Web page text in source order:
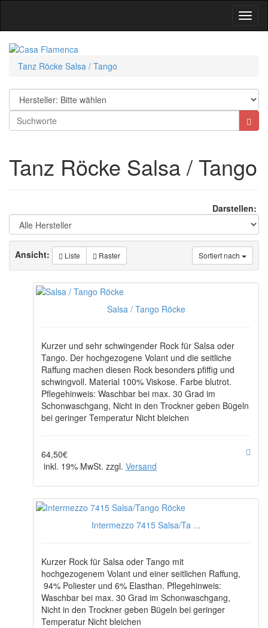
Tanz Röcke Salsa / Tango
Tanz Röcke Salsa / Tango
Darstellen:
Ansicht: Liste Raster Sortiert nach
Salsa / Tango Röcke
Kurzer und sehr schwingender Rock für Salsa oder
Tango. Der hochgezogene Volant und die seitliche
Raffung machen diesen Rock besonders pfiffig und
schwingvoll. Material 100% Viskose. Farbe blutrot.
Pflegehinweis: Waschbar bei max. 30 Grad im
Schonwaschgang, Nicht in den Trockner geben Bügeln
bei geringer Temperatur Nicht bleichen
64,50€
inkl. 19% MwSt. zzgl. Versand
Intermezzo 7415 Salsa/Ta ...
Kurzer Rock für Salsa oder Tango mit
hochgezogenem Volant und einer seitlichen Raffung,
94% Poliester und 6% Elasthan. Pflegehinweis:
Waschbar bei max. 30 Grad im Schonwaschgang,
Nicht in den Trockner geben Bügeln bei geringer
Temperatur Nicht bleichen